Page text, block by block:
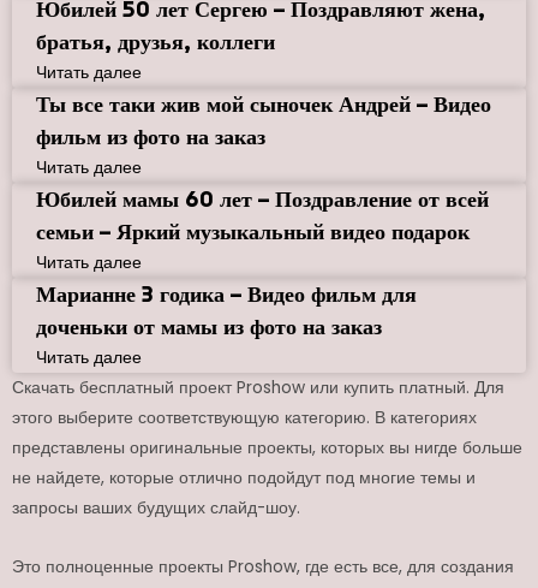
Юбилей 50 лет Сергею – Поздравляют жена,
братья, друзья, коллеги
Читать далее
Ты все таки жив мой сыночек Андрей – Видео
фильм из фото на заказ
Читать далее
Юбилей мамы 60 лет – Поздравление от всей
семьи – Яркий музыкальный видео подарок
Читать далее
Марианне 3 годика – Видео фильм для
доченьки от мамы из фото на заказ
Читать далее
Скачать бесплатный проект Proshow или купить платный. Для
этого выберите соответствующую категорию. В категориях
представлены оригинальные проекты, которых вы нигде больше
не найдете, которые отлично подойдут под многие темы и
запросы ваших будущих слайд-шоу.
Это полноценные проекты Proshow, где есть все, для создания